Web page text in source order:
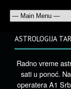
ASTROLOGIJA
Radno vreme
sati u ponoć.
operatera A1